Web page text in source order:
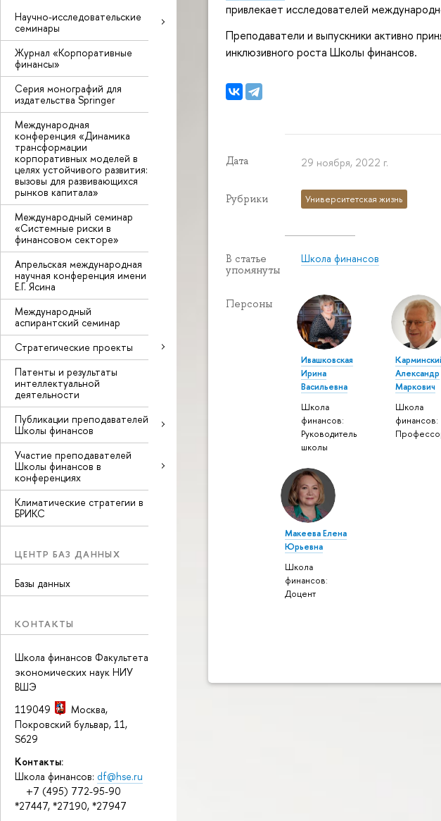
Научно-исследовательские
семинары
Журнал «Корпоративные
финансы»
Серия монографий для
издательства Springer
Международная
конференция «Динамика
трансформации
корпоративных моделей в
целях устойчивого развития:
вызовы для развивающихся
рынков капитала»
Международный семинар
«Системные риски в
финансовом секторе»
Апрельская международная
научная конференция имени
Е.Г. Ясина
Международный
аспирантский семинар
Стратегические проекты
Патенты и результаты
интеллектуальной
деятельности
Публикации преподавателей
Школы финансов
Участие преподавателей
Школы финансов в
конференциях
Климатические стратегии в
БРИКС
ЦЕНТР БАЗ ДАННЫХ
Базы данных
КОНТАКТЫ
Школа финансов Факультета
экономических наук НИУ
ВШЭ
119049
Москва,
Покровский бульвар, 11,
S629
Контакты:
Школа финансов: df@hse.ru
+7 (495) 772-95-90
*27447, *27190, *27947
привлекает исследователей
Преподаватели и выпускники активно
инклюзивного роста Школы финансов.
Дата 29 ноября, 2022 г.
Рубрики Университетская жизнь
В статье
упомянуты
Школа финансов
Персоны
Ивашковская
Ирина
Васильевна
Школа
финансов:
Руководитель
школы
Александр
Маркович
Школа
финансов:
Макеева Елена
Юрьевна
Школа
финансов:
Доцент